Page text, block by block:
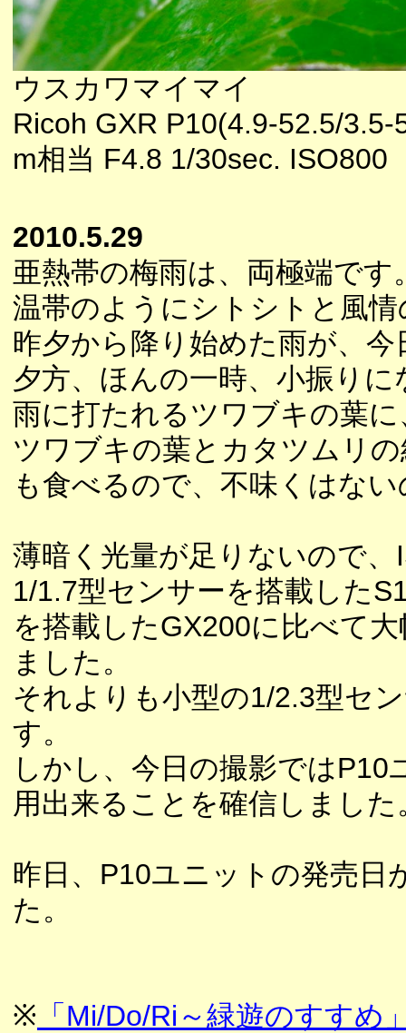
ウスカワマイマイ
Ricoh GXR P10(4.9-52.5/3.5-
m相当 F4.8 1/30sec. ISO800
2010.5.29
亜熱帯の梅雨は、両極端で
温帯のようにシトシトと風
昨夕から降り始めた雨が、
夕方、ほんの一時、小振り
雨に打たれるツワブキの葉
ツワブキの葉とカタツムリ
も食べるので、不味くはな
薄暗く光量が足りないので
1/1.7型センサーを搭載した
を搭載したGX200に比べて
ました。
それよりも小型の1/2.3型セ
す。
しかし、今日の撮影では
用出来ることを確信しました
昨日、P10ユニットの発売
た。
※ 「Mi/Do/Ri～緑遊のすすめ